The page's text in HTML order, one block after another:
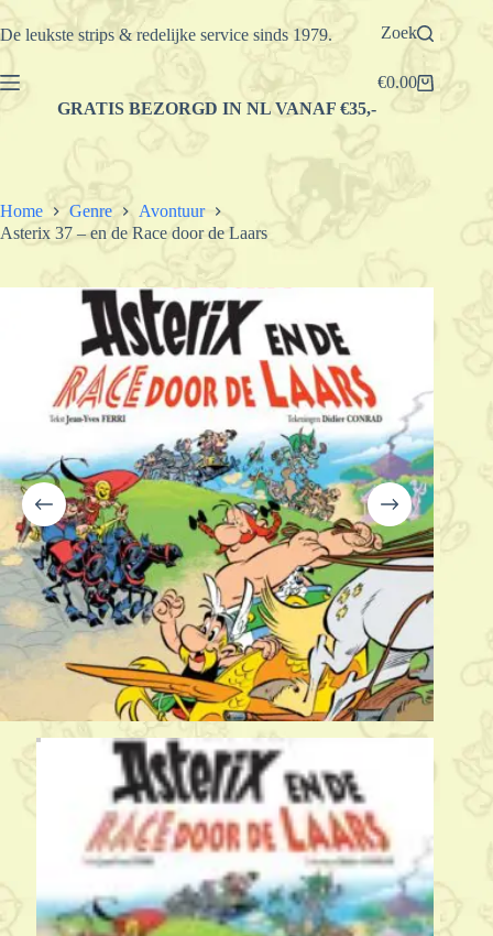
Ga
naar
De leukste strips & redelijke service sinds 1979. Zoek
Winkelwagen
€0.00
GRATIS BEZORGD IN NL VANAF €35,-
Home Genre
Avontuur
Asterix 37 – en de Race door de Laars